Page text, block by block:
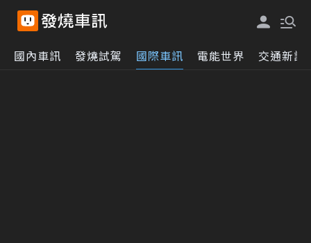
國內車訊 發燒試駕 國際車訊 電能世界 交通新訊